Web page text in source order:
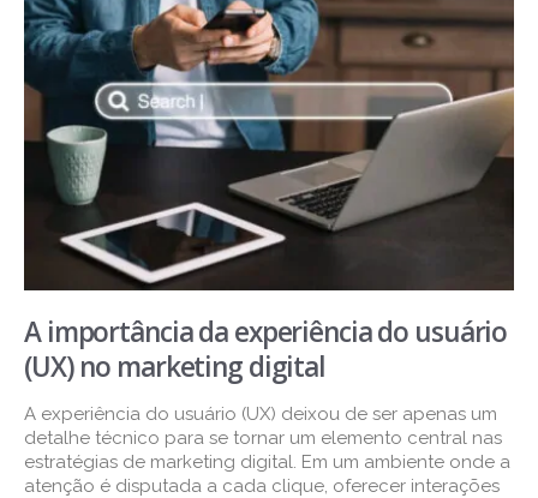
A importância da experiência do usuário
(UX) no marketing digital
A experiência do usuário (UX) deixou de ser apenas um
detalhe técnico para se tornar um elemento central nas
estratégias de marketing digital. Em um ambiente onde a
atenção é disputada a cada clique, oferecer interações